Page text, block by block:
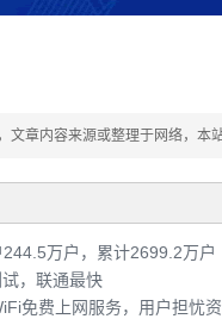
文章内容来源或整理于网络，
万户，累计2699.2万户
，联通最快